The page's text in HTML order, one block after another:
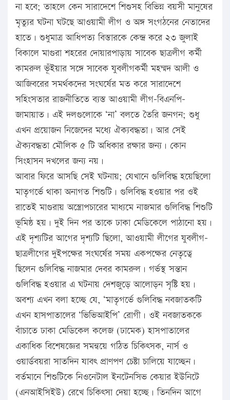
না হবে; তাহলে কেন সারাদেশে শিশুসহ বিভিন্ন বয়সী মানুষের
মৃত্যুর ঘটনা ঘটছে আওয়ামী লীগ ও অঙ্গ সংগঠনের নেতাদের
হাতে। শুধুমাত্র আধিপত্য বিস্তারকে কেন্দ্র করে ২৩ জুলাই
বিকালে মাগুরা শহরের দোয়ারপাড়ায় সাবেক ছাত্রলীগ কর্মী
কামরুল ভূঁইয়ার সঙ্গে সাবেক যুবলীগকর্মী মহম্মদ আলী ও
আজিবরের সমর্থকদের সংঘর্ষের মত করে সারাদেশে
সহিংসতার রাজনীতিতে ব্যস্ত আওয়ামী লীগ-বিএনপি-
জামায়াত। এই দলগুলোকে ‘না’ বলতে তৈরি জনগন; শুধু
এখন প্রয়োজন নিজেদের মধ্যে ঐক্যবদ্ধতা। আর সেই
ঐক্যবদ্ধতা মৌলিক ৫ টি অধিকার রক্ষার জন্য। কোন
সিংহাসন দখলের জন্য নয়।
আবার ফিরে আসছি সেই ঘটনায়; যেখানে গুলিবিদ্ধ হয়েছিলো
মাতৃগর্ভে থাকা অনাগত শিশুটি। গুলিবিদ্ধ হওয়ার পর ওই
রাতেই মাগুরায় অস্ত্রোপচারের মাধ্যমে নাজমার গুলিবিদ্ধ শিশুটি
ভূমিষ্ঠ হয়। দুই দিন পর তাকে ঢাকা মেডিকেলে পাঠানো হয়।
এই দৃশ্যটির আগের দৃশ্যটি ছিলো, আওয়ামী লীগের যুবলীগ-
ছাত্রলীগের দুইপক্ষের সংঘর্ষের সময় একপক্ষের নেতৃত্বে
ছিলেন গুলিবিদ্ধ নাজমার দেবর কামরুল। গর্ভস্থ সন্তান
গুলিবিদ্ধ হওয়ার এ ঘটনায় দেশজুড়ে আলোড়ন সৃষ্টি হয়।
অবশ্য এখন বলা হচ্ছে যে, ‘মাতৃগর্ভে গুলিবিদ্ধ নবজাতকটি
এখন হাসপাতালের ‘ভিভিআইপি’ রোগী। ওই নবজাতককে
বাঁচাতে ঢাকা মেডিকেল কলেজ (ঢামেক) হাসপাতালের
একাধিক বিশেষজ্ঞের সমন্বয়ে গঠিত চিকিৎসক, নার্স ও
ওয়ার্ডবয়রা সাতদিন যাবৎ প্রাণপণ চেষ্টা চালিয়ে যাচ্ছেন।
বর্তমানে শিশুটিকে নিওনেটাল ইনটেনসিভ কেয়ার ইউনিটে
(এনআইসিইউ) রেখে চিকিৎসা দেয়া হচ্ছে। তিনদিন আগে